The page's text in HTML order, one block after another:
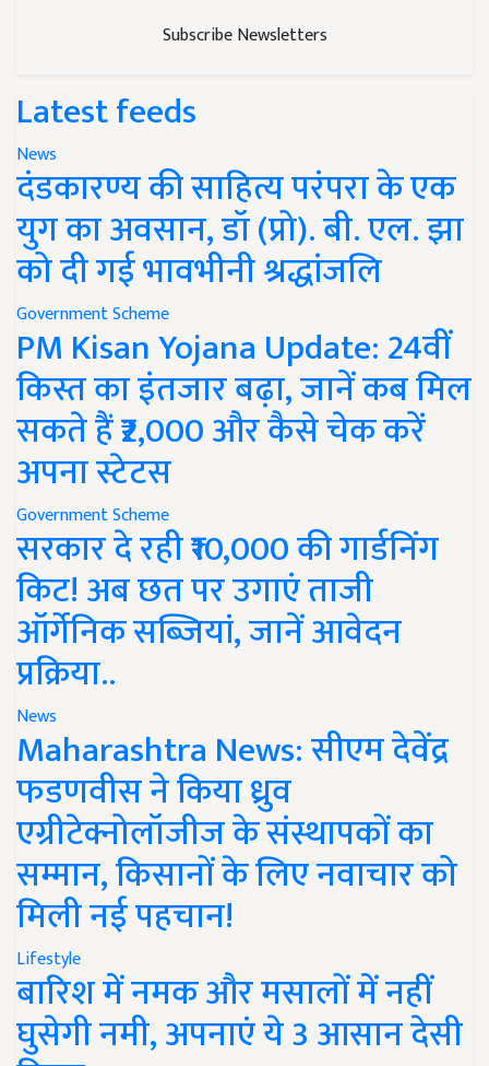
Subscribe Newsletters
Latest feeds
News
दंडकारण्य की साहित्य परंपरा के एक
युग का अवसान, डॉ (प्रो). बी. एल. झा
को दी गई भावभीनी श्रद्धांजलि
Government Scheme
PM Kisan Yojana Update: 24वीं
किस्त का इंतजार बढ़ा, जानें कब मिल
सकते हैं ₹2,000 और कैसे चेक करें
अपना स्टेटस
Government Scheme
सरकार दे रही ₹10,000 की गार्डनिंग
किट! अब छत पर उगाएं ताजी
ऑर्गेनिक सब्जियां, जानें आवेदन
प्रक्रिया..
News
Maharashtra News: सीएम देवेंद्र
फडणवीस ने किया ध्रुव
एग्रीटेक्नोलॉजीज के संस्थापकों का
सम्मान, किसानों के लिए नवाचार को
मिली नई पहचान!
Lifestyle
बारिश में नमक और मसालों में नहीं
घुसेगी नमी, अपनाएं ये 3 आसान देसी